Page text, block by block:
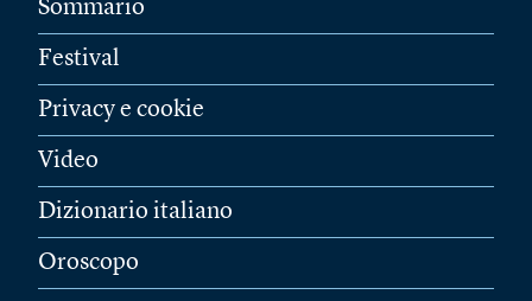
Sommario
Festival
Privacy e cookie
Video
Dizionario italiano
Oroscopo